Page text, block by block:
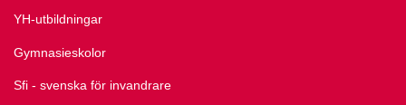
YH-utbildningar
Gymnasieskolor
Sfi - svenska för invandrare